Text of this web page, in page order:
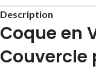
Description
Coque en
Couvercle